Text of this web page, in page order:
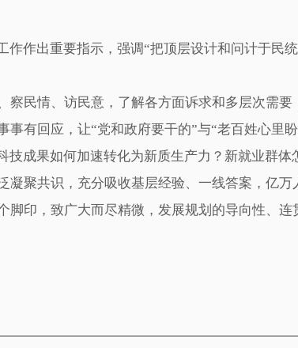
作作出重要指示，强调“把顶层设计和问计于民
民情、访民意，了解各方面诉求和多层次需要
有回应，让“党和政府要干的”与“老百姓心里
成果如何加速转化为新质生产力？新就业群体
聚共识，充分吸收基层经验、一线答案，亿万
，致广大而尽精微，发展规划的导向性、连